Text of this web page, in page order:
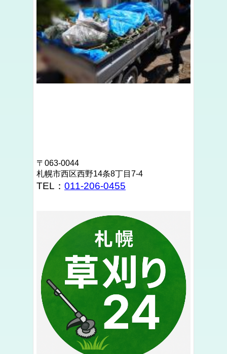
〒063-0044
札幌市西区西野14条8丁目7-4
TEL： 011-206-0455